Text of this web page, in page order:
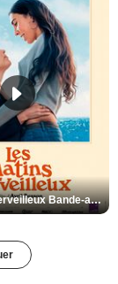
Les Matins merveilleux Bande-annonce VF